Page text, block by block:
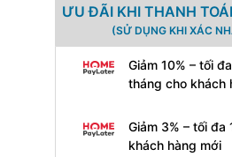
ƯU ĐÃI KHI THANH
(SỬ DỤNG KHI XÁC
Giảm 10% – tối
tháng cho khách
Giảm 3% – tối
khách hàng mới